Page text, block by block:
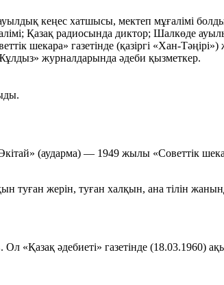
кеңес хатшысы, мектеп мұғалімі
Қазақ радиосында диктор; Шалкөде
шекара» газетінде (қазіргі «Хан-
журналдарында әдеби қызметкер.
(аударма) — 1949 жылы «Советтік
жерін, туған халқын, ана тілін
«Қазақ әдебиеті» газетінде (18.03.1960)